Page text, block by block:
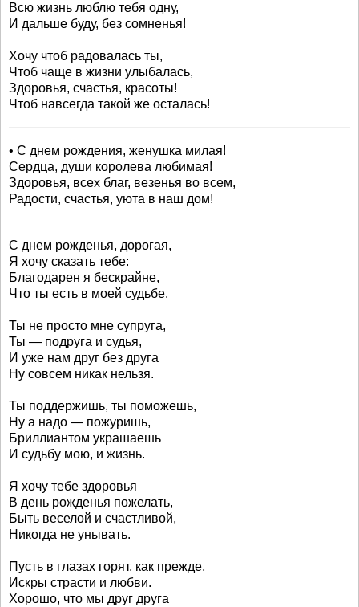
Всю жизнь люблю тебя одну,
И дальше буду, без сомненья!
Хочу чтоб радовалась ты,
Чтоб чаще в жизни улыбалась,
Здоровья, счастья, красоты!
Чтоб навсегда такой же осталась!
• С днем рождения, женушка милая!
Сердца, души королева любимая!
Здоровья, всех благ, везенья во всем,
Радости, счастья, уюта в наш дом!
С днем рожденья, дорогая,
Я хочу сказать тебе:
Благодарен я бескрайне,
Что ты есть в моей судьбе.
Ты не просто мне супруга,
Ты — подруга и судья,
И уже нам друг без друга
Ну совсем никак нельзя.
Ты поддержишь, ты поможешь,
Ну а надо — пожуришь,
Бриллиантом украшаешь
И судьбу мою, и жизнь.
Я хочу тебе здоровья
В день рожденья пожелать,
Быть веселой и счастливой,
Никогда не унывать.
Пусть в глазах горят, как прежде,
Искры страсти и любви.
Хорошо, что мы друг друга